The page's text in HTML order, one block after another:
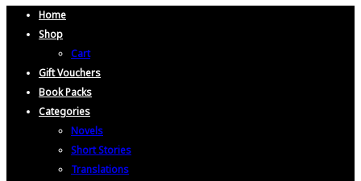
Home
Shop
Cart
Gift Vouchers
Book Packs
Categories
Novels
Short Stories
Translations